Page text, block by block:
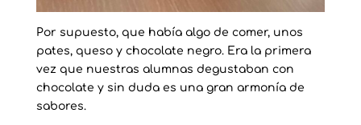
Por supuesto, que había algo de comer, unos
pates, queso y chocolate negro. Era la primera
vez que nuestras alumnas degustaban con
chocolate y sin duda es una gran armonía de
sabores.